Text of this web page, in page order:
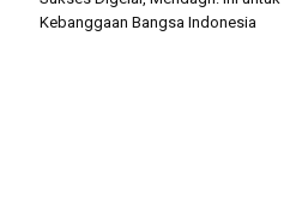
Kebanggaan Bangsa Indonesia